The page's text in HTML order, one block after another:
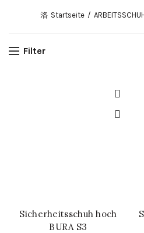
Startseite
Filter
SCHNELL-EINKAUF
Sicherheitsschuh hoch
BURA S3